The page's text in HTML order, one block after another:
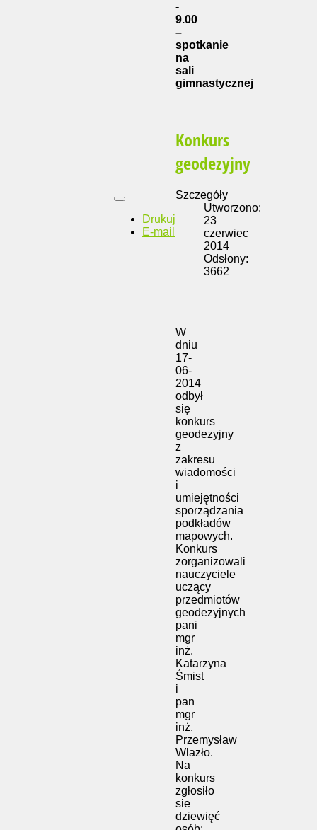
-
9.00
–
spotkanie
na
sali
gimnastycznej
Konkurs
geodezyjny
Drukuj
E-mail
Szczegóły
Utworzono:
23
czerwiec
2014
Odsłony:
3662
W
dniu
17-
06-
2014
odbył
się
konkurs
geodezyjny
z
zakresu
wiadomości
i
umiejętności
sporządzania
podkładów
mapowych.
Konkurs
zorganizowali
nauczyciele
uczący
przedmiotów
geodezyjnych
pani
mgr
inż.
Katarzyna
Śmist
i
pan
mgr
inż.
Przemysław
Wlazło.
Na
konkurs
zgłosiło
sie
dziewięć